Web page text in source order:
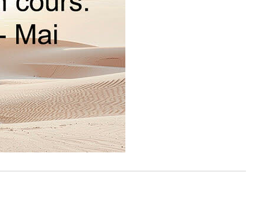
Les objets façonnés selon cette technique
semblent fabriqués dans un seul fil enroulé
autour d'un noyau d'argile.
La plupart des gens, en voyant leurs
surfaces plissées, et des spirales, imaginent
que le Dokhra est fait avec un fil.
En fait, c'est du métal moulé selon la
technique de la cire perdue, un processus
particulièrement difficile.
On prépare d'abord une représentation
grossière de l'objet, en argile.
Puis on l'enveloppe de couches d'une cire